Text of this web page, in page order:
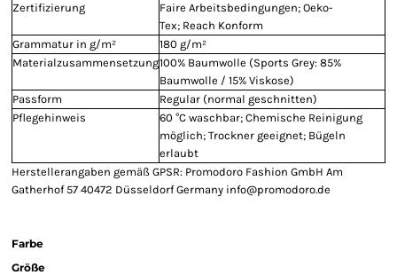
Zertifizierung
Faire Arbeitsbedingungen; Oeko-
Tex; Reach Konform
Grammatur in g/m²
180 g/m²
Materialzusammensetzung100% Baumwolle (Sports Grey: 85%
Baumwolle / 15% Viskose)
Passform
Regular (normal geschnitten)
Pflegehinweis
60 °C waschbar; Chemische Reinigung
möglich; Trockner geeignet; Bügeln
erlaubt
Herstellerangaben gemäß GPSR: Promodoro Fashion GmbH Am
Gatherhof 57 40472 Düsseldorf Germany info@promodoro.de
Farbe
Größe